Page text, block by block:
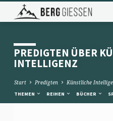
PREDIGTEN ÜBER
INTELLIGENZ
Start Predigten Künstliche
THEMEN REIHEN BÜCHER